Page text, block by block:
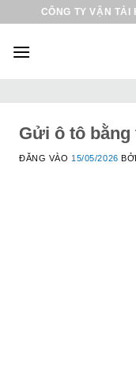
CÔNG TY VẬN
Gửi ô tô
ĐĂNG VÀO 15/05/2026